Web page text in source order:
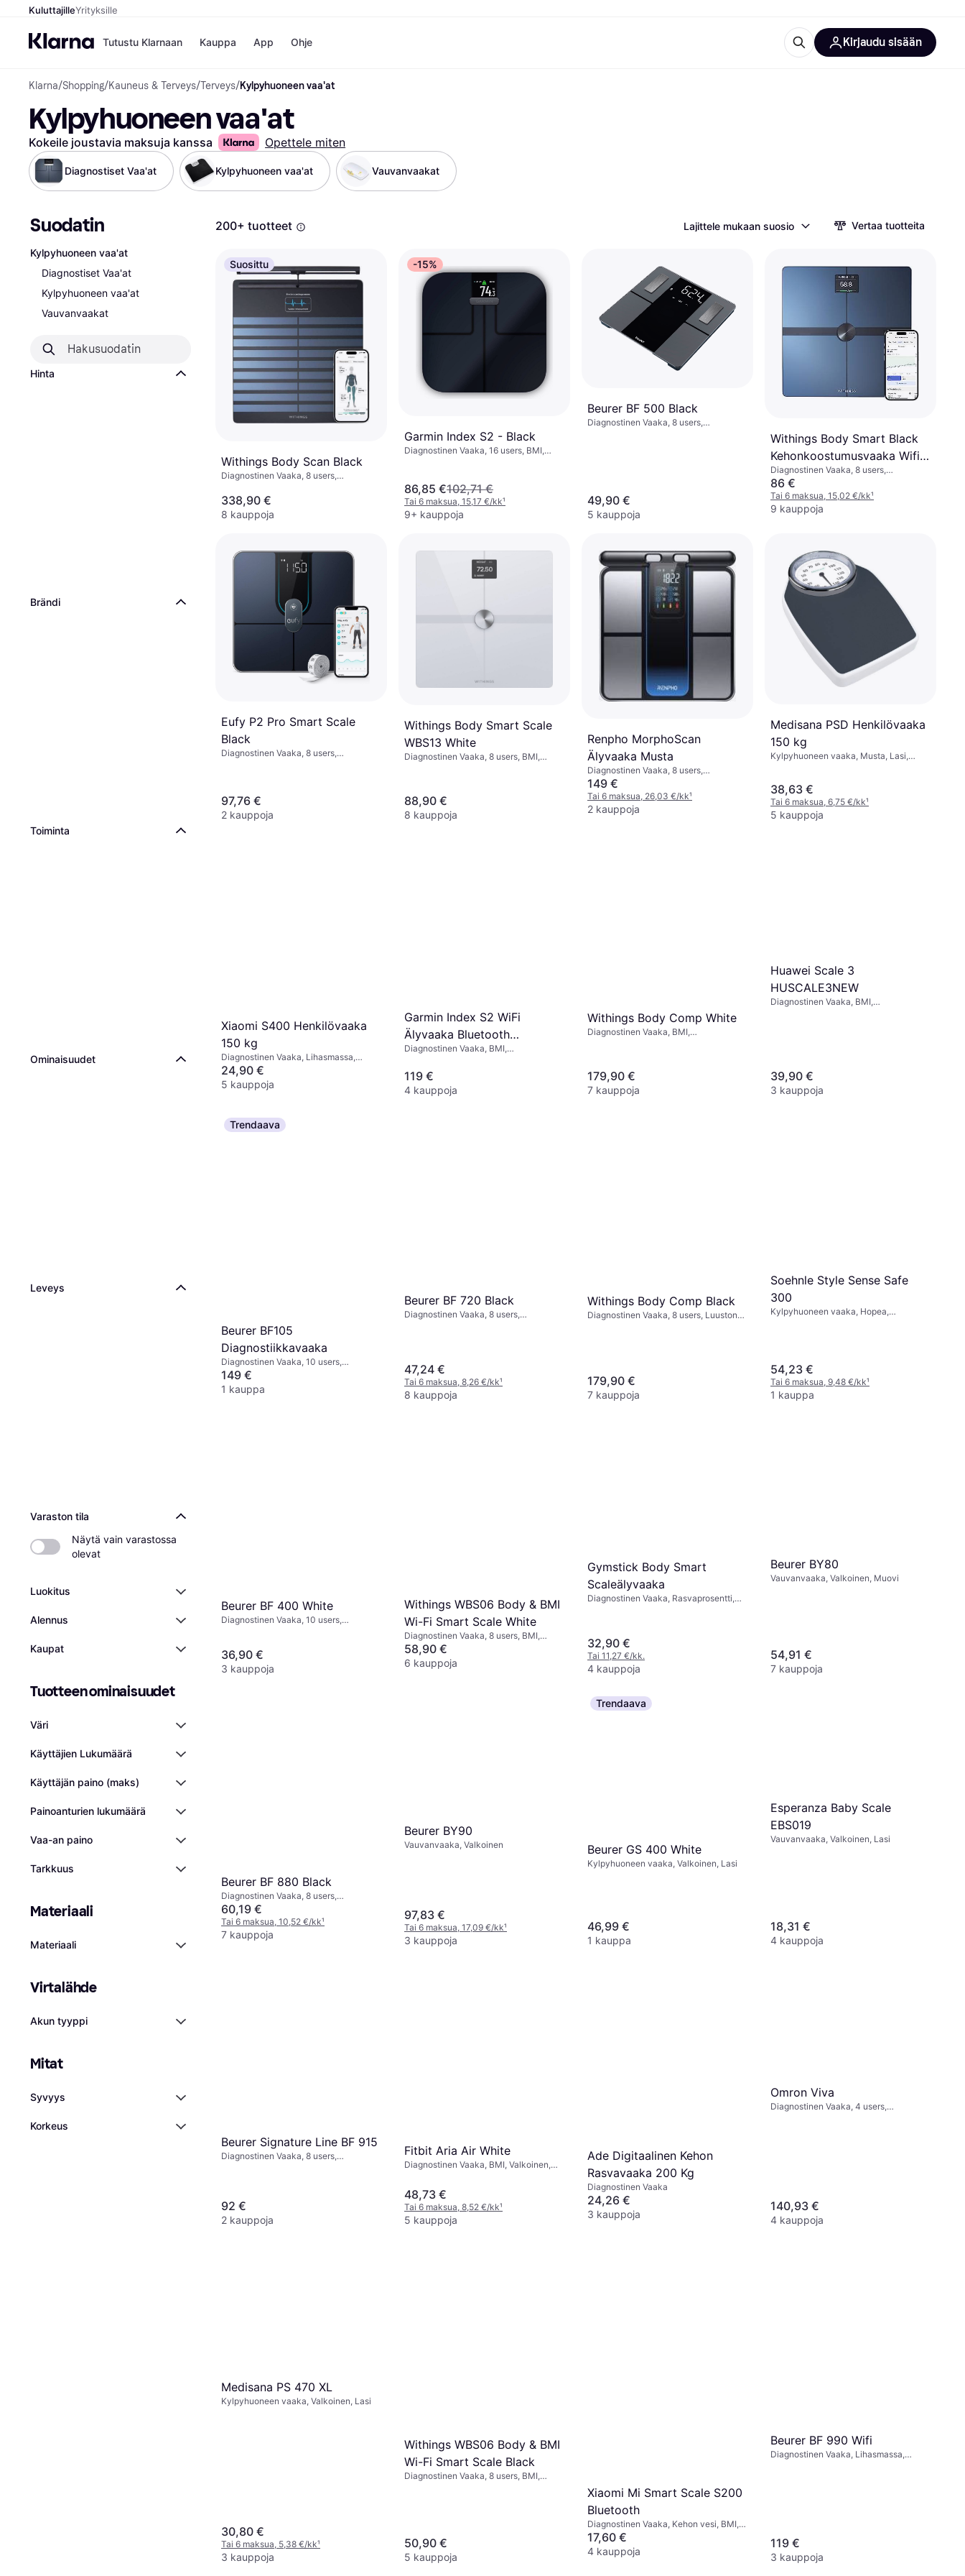
KuluttajilleYrityksille
Tutustu Klarnaan
Maksuvaihtoehdot
Maksa 30 päivän
kuluessa
Maksa 3 erässä
Rahoitus
MobilePay
Kauppa
Kaupat
Booking.com
Gigantti
H&M
Peten Koiratarvike
Kauppahakemisto
Lelut
Koti ja Sisustus
Ääni ja Kuva
Urheilu ja Ulkoilu
Kaikki kategoriat
App Ohje Kirjaudu sisään
Klarna/Shopping/Kauneus & Terveys/Terveys/Kylpyhuoneen vaa'at
Kylpyhuoneen vaa'at
Kokeile joustavia maksuja kanssa Opettele miten
Diagnostiset Vaa'at Kylpyhuoneen vaa'at Vauvanvaakat
Suodatin
Kylpyhuoneen vaa'at
Diagnostiset Vaa'at
Kylpyhuoneen vaa'at
Vauvanvaakat
Hinta
Brändi
Toiminta
Ominaisuudet
Leveys
Varaston tila
Näytä vain varastossa
olevat
Luokitus
Alennus
Kaupat
Tuotteen ominaisuudet
Väri
Käyttäjien Lukumäärä
Käyttäjän paino (maks)
Painoanturien lukumäärä
Vaa-an paino
Tarkkuus
Materiaali
Materiaali
Virtalähde
Akun tyyppi
Mitat
Syvyys
Korkeus
200+ tuotteet Lajittele mukaan suosio Vertaa tuotteita
Suosittu
Withings Body Scan Black
Diagnostinen Vaaka, 8 users,
Lihasmassa, BMI, Musta, Lasi
338,90 €
8 kauppoja
-15%
Garmin Index S2 - Black
Diagnostinen Vaaka, 16 users, BMI,
86,85 €102,71 €
Tai 6 maksua, 15,17 €/kk¹
9+ kauppoja
Beurer BF 500 Black
Diagnostinen Vaaka, 8 users,
49,90 €
5 kauppoja
Withings Body Smart Black
Kehonkoostumusvaaka Wifi
Yhteydellä
Diagnostinen Vaaka, 8 users,
Rasvaprosentti, Lihasmassa, Kehon
vesi, Lasi
86 €
Tai 6 maksua, 15,02 €/kk¹
9 kauppoja
Eufy P2 Pro Smart Scale
Black
Diagnostinen Vaaka, 8 users,
97,76 €
2 kauppoja
Withings Body Smart Scale
WBS13 White
Diagnostinen Vaaka, 8 users, BMI,
88,90 €
8 kauppoja
Renpho MorphoScan
Älyvaaka Musta
Diagnostinen Vaaka, 8 users,
Rasvaprosentti, Kehon vesi, Musta,
Hopea, Lasi
149 €
Tai 6 maksua, 26,03 €/kk¹
2 kauppoja
Medisana PSD Henkilövaaka
150 kg
Kylpyhuoneen vaaka, Musta, Lasi,
38,63 €
Tai 6 maksua, 6,75 €/kk¹
5 kauppoja
Xiaomi S400 Henkilövaaka
150 kg
Diagnostinen Vaaka, Lihasmassa,
Rasvaprosentti, BMI, Luuston massa,
Kehon vesi, Valkoinen
24,90 €
5 kauppoja
Garmin Index S2 WiFi
Älyvaaka Bluetooth
Digitaalinen
Diagnostinen Vaaka, BMI,
vesi, Lihasmassa, Valkoinen, Lasi
119 €
4 kauppoja
Withings Body Comp White
Diagnostinen Vaaka, BMI,
179,90 €
7 kauppoja
Huawei Scale 3
HUSCALE3NEW
Diagnostinen Vaaka, BMI,
39,90 €
3 kauppoja
Trendaava
Beurer BF105
Diagnostiikkavaaka
Diagnostinen Vaaka, 10 users,
Kaloritarpeet, Lihasmassa, Kehon vesi,
Luuston massa, Rasvaprosentti,
Harmaa
149 €
1 kauppa
Beurer BF 720 Black
Diagnostinen Vaaka, 8 users,
47,24 €
Tai 6 maksua, 8,26 €/kk¹
8 kauppoja
Withings Body Comp Black
Diagnostinen Vaaka, 8 users, Luuston
179,90 €
7 kauppoja
Soehnle Style Sense Safe
300
Kylpyhuoneen vaaka, Hopea,
54,23 €
Tai 6 maksua, 9,48 €/kk¹
1 kauppa
Beurer BF 400 White
Diagnostinen Vaaka, 10 users,
36,90 €
3 kauppoja
Withings WBS06 Body & BMI
Wi-Fi Smart Scale White
Diagnostinen Vaaka, 8 users, BMI,
Valkoinen, Lasi
58,90 €
6 kauppoja
Gymstick Body Smart
Scaleälyvaaka
Diagnostinen Vaaka, Rasvaprosentti,
32,90 €
Tai 11,27 €/kk.
4 kauppoja
Beurer BY80
Vauvanvaaka, Valkoinen, Muovi
54,91 €
7 kauppoja
Beurer BF 880 Black
Diagnostinen Vaaka, 8 users,
Aineenvaihduntaikä, Rasvaprosentti,
Lihasmassa, Luuston massa, Kehon
vesi, BMI, Kaloritarpeet, Musta, Lasi
60,19 €
Tai 6 maksua, 10,52 €/kk¹
7 kauppoja
Beurer BY90
Vauvanvaaka, Valkoinen
97,83 €
Tai 6 maksua, 17,09 €/kk¹
3 kauppoja
Trendaava
Beurer GS 400 White
Kylpyhuoneen vaaka, Valkoinen, Lasi
46,99 €
1 kauppa
Esperanza Baby Scale
EBS019
Vauvanvaaka, Valkoinen, Lasi
18,31 €
4 kauppoja
Beurer Signature Line BF 915
Diagnostinen Vaaka, 8 users,
92 €
2 kauppoja
Fitbit Aria Air White
Diagnostinen Vaaka, BMI, Valkoinen,
48,73 €
Tai 6 maksua, 8,52 €/kk¹
5 kauppoja
Ade Digitaalinen Kehon
Rasvavaaka 200 Kg
Diagnostinen Vaaka
24,26 €
3 kauppoja
Omron Viva
Diagnostinen Vaaka, 4 users,
140,93 €
4 kauppoja
Medisana PS 470 XL
Kylpyhuoneen vaaka, Valkoinen, Lasi
30,80 €
Tai 6 maksua, 5,38 €/kk¹
3 kauppoja
Withings WBS06 Body & BMI
Wi-Fi Smart Scale Black
Diagnostinen Vaaka, 8 users, BMI,
50,90 €
5 kauppoja
Xiaomi Mi Smart Scale S200
Bluetooth
Diagnostinen Vaaka, Kehon vesi, BMI,
Rasvaprosentti
17,60 €
4 kauppoja
Beurer BF 990 Wifi
Diagnostinen Vaaka, Lihasmassa,
119 €
3 kauppoja